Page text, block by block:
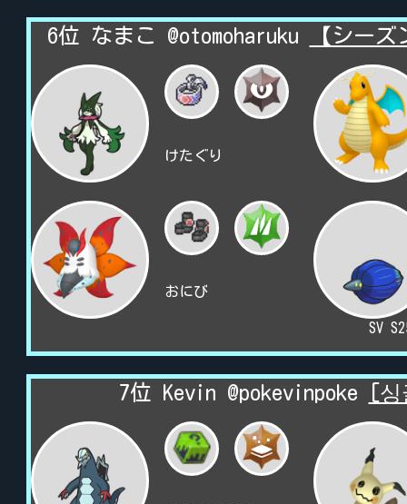
6位 なまこ @otomoharuku 【シー
けたぐり
おにび
SV
7位 Kevin @pokevinpoke [싱